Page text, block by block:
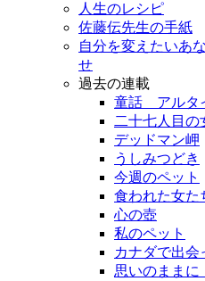
人生のレシピ
佐藤伝先生の手紙
自分を変えたいあ
せ
過去の連載
童話 アルタ
二十七人目の
デッドマン岬
うしみつどき
今週のペット
食われた女た
心の壺
私のペット
カナダで出会
思いのまま